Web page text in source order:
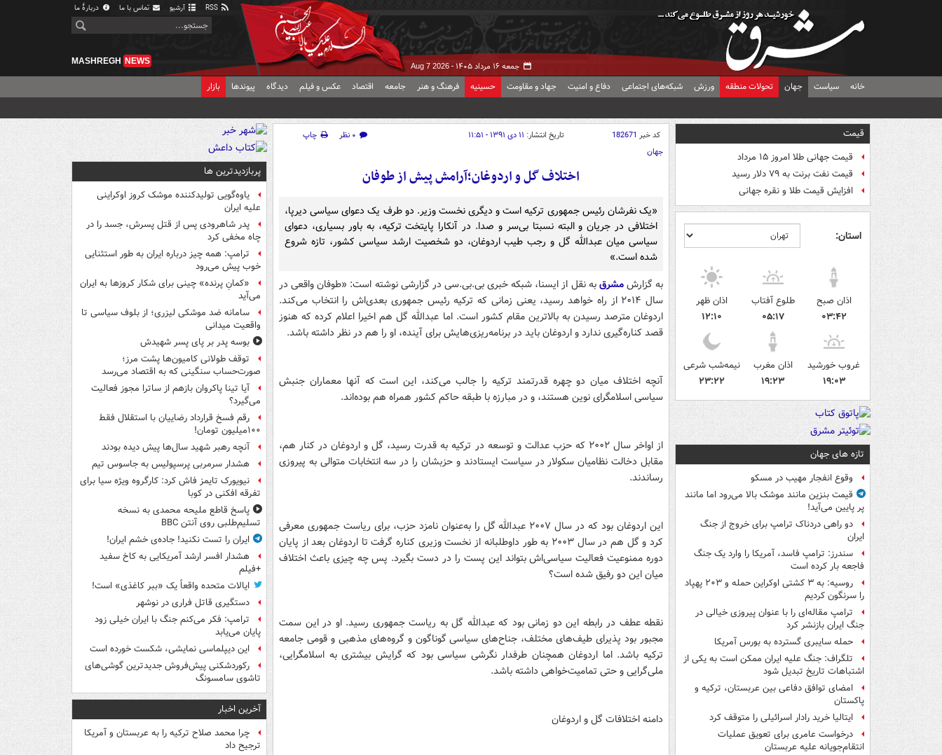
آرشیو تماس با ما دربارهٔ ما
جمعه ۱۶ مرداد ۱۴۰۵ - Aug 7 2026
MASHREGH NEWS
خانه سیاست جهان تحولات منطقه ورزش شبکه‌های اجتماعی دفاع و امنیت جهاد و مقاومت حسینیه فرهنگ و هنر جامعه اقتصاد عکس و فیلم دیدگاه پیوندها بازار
قیمت
قیمت جهانی طلا امروز ۱۵ مرداد
قیمت نفت برنت به ۷۹ دلار رسید
افزایش قیمت طلا و نقره جهانی
استان:
اذان صبح
۰۳:۴۲
طلوع آفتاب
۰۵:۱۷
اذان ظهر
۱۲:۱۰
غروب خورشید
۱۹:۰۳
اذان مغرب
۱۹:۲۳
نیمه‌شب شرعی
۲۳:۲۲
تازه های جهان
وقوع انفجار مهیب در مسکو
قیمت بنزین مانند موشک بالا می‌رود اما مانند
پر پایین می‌آید!
دو راهی دردناک ترامپ برای خروج از جنگ
ایران
سندرز: ترامپ فاسد، آمریکا را وارد یک جنگ
فاجعه بار کرده است
روسیه: به ۳ کشتی اوکراین حمله و ۲۰۳ پهپاد
را سرنگون کردیم
ترامپ مقاله‌ای را با عنوان پیروزی خیالی در
جنگ ایران بازنشر کرد
حمله سایبری گسترده به بورس آمریکا
تلگراف: جنگ علیه ایران ممکن است به یکی از
اشتباهات تاریخ تبدیل شود
امضای توافق دفاعی بین عربستان، ترکیه و
پاکستان
ایتالیا خرید رادار اسرائیلی را متوقف کرد
درخواست عامری برای تعویق عملیات
انتقام‌جویانه علیه عربستان
کد خبر 182671 تاریخ انتشار: ۱۱ دی ۱۳۹۱ - ۱۱:۵۱ ۰ نظر
چاپ
جهان
اختلاف گل و اردوغان؛آرامش پیش از طوفان
«یک نفرشان رئیس جمهوری ترکیه است و دیگری نخست وزیر. دو طرف یک دعوای سیاسی دیرپا،
اختلافی در جریان و البته نسبتا بی‌سر و صدا. در آنکارا پایتخت ترکیه، به باور بسیاری، دعوای
سیاسی میان عبدالله گل و رجب طیب اردوغان، دو شخصیت ارشد سیاسی کشور، تازه شروع
شده است.»
به گزارشمشرقبه نقل از ایسنا، شبکه خبری بی.بی.سی در گزارشی نوشته است: «طوفان واقعی در
سال ۲۰۱۴ از راه خواهد رسید، یعنی زمانی که ترکیه رئیس جمهوری بعدی‌اش را انتخاب می‌کند.
اردوغان مترصد رسیدن به بالاترین مقام کشور است. اما عبدالله گل هم اخیرا اعلام کرده که هنوز
قصد کناره‌گیری ندارد و اردوغان باید در برنامه‌ریزی‌هایش برای آینده، او را هم در نظر داشته باشد.
آنچه اختلاف میان دو چهره قدرتمند ترکیه را جالب می‌کند، این است که آنها معماران جنبش
سیاسی اسلامگرای نوین هستند، و در مبارزه با طبقه حاکم کشور همراه هم بوده‌اند.
از اواخر سال ۲۰۰۲ که حزب عدالت و توسعه در ترکیه به قدرت رسید، گل و اردوغان در کنار هم،
مقابل دخالت نظامیان سکولار در سیاست ایستادند و حزبشان را در سه انتخابات متوالی به پیروزی
رساندند.
این اردوغان بود که در سال ۲۰۰۷ عبدالله گل را به‌عنوان نامزد حزب، برای ریاست جمهوری معرفی
کرد و گل هم در سال ۲۰۰۳ به طور داوطلبانه از نخست وزیری کناره گرفت تا اردوغان بعد از پایان
دوره ممنوعیت فعالیت سیاسی‌اش بتواند این پست را در دست بگیرد. پس چه چیزی باعث اختلاف
میان این دو رفیق شده است؟
نقطه عطف در رابطه این دو زمانی بود که عبدالله گل به ریاست جمهوری رسید. او در این سمت
مجبور بود پذیرای طیف‌های مختلف، جناح‌های سیاسی گوناگون و گروه‌های مذهبی و قومی جامعه
ترکیه باشد. اما اردوغان همچنان طرفدار نگرشی سیاسی بود که گرایش بیشتری به اسلامگرایی،
ملی‌گرایی و حتی تمامیت‌خواهی‌ داشته باشد.
دامنه اختلافات گل و اردوغان
پربازدیدترین ها
یاوه‌گویی تولیدکننده موشک کروز اوکراینی
علیه ایران
پدر شاهرودی پس از قتل پسرش، جسد را در
چاه مخفی کرد
ترامپ: همه چیز درباره ایران به طور استثنایی
خوب پیش می‌رود
«کمانِ پرنده» چینی برای شکار کروزها به ایران
می‌آید
سامانه ضد موشکی لیزری؛ از بلوف سیاسی تا
واقعیت میدانی
بوسه‌ پدر بر پای پسر شهیدش
توقف طولانی کامیون‌ها پشت مرز؛
صورت‌حساب سنگینی که به اقتصاد می‌رسد
آیا تینا پاکروان بازهم از ساترا مجوز فعالیت
می‌گیرد؟
رقم فسخ قرارداد رضاییان با استقلال فقط
۱۰۰میلیون تومان!
آنچه رهبر شهید سال‌ها پیش دیده بودند
هشدار سرمربی پرسپولیس به جاسوس تیم
نیویورک تایمز فاش کرد: کارگروه ویژه سیا برای
تفرقه افکنی در کوبا
پاسخ قاطع ملیحه محمدی به نسخه
تسلیم‌طلبی روی آنتن BBC
ایران را تست نکنید! جاده‌ی خشم ایران!
هشدار افسر ارشد آمریکایی به کاخ سفید
+فیلم
ایالات متحده واقعاً یک «ببر کاغذی» است!
دستگیری قاتل فراری در نوشهر
ترامپ: فکر می‌کنم جنگ با ایران خیلی زود
پایان می‌یابد
این دیپلماسی نمایشی، شکست خورده است
رکوردشکنی پیش‌فروش جدیدترین گوشی‌های
تاشوی سامسونگ
آخرین اخبار
چرا محمد صلاح ترکیه را به عربستان و آمریکا
ترجیح داد